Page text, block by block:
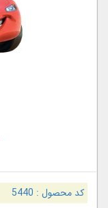
کد محصول : 5440